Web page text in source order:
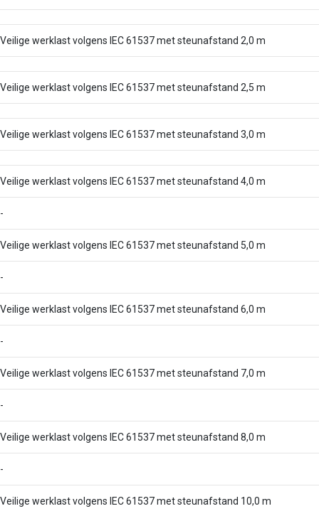
Veilige werklast volgens IEC 61537 met steunafstand 2,0 m
Veilige werklast volgens IEC 61537 met steunafstand 2,5 m
Veilige werklast volgens IEC 61537 met steunafstand 3,0 m
Veilige werklast volgens IEC 61537 met steunafstand 4,0 m
-
Veilige werklast volgens IEC 61537 met steunafstand 5,0 m
-
Veilige werklast volgens IEC 61537 met steunafstand 6,0 m
-
Veilige werklast volgens IEC 61537 met steunafstand 7,0 m
-
Veilige werklast volgens IEC 61537 met steunafstand 8,0 m
-
Veilige werklast volgens IEC 61537 met steunafstand 10,0 m